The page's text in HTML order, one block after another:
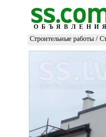
ОБЪЯВЛЕНИЯ
Строительные работы /